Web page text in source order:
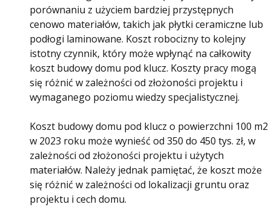
porównaniu z użyciem bardziej przystępnych
cenowo materiałów, takich jak płytki ceramiczne lub
podłogi laminowane. Koszt robocizny to kolejny
istotny czynnik, który może wpłynąć na całkowity
koszt budowy domu pod klucz. Koszty pracy mogą
się różnić w zależności od złożoności projektu i
wymaganego poziomu wiedzy specjalistycznej.
Koszt budowy domu pod klucz o powierzchni 100 m2
w 2023 roku może wynieść od 350 do 450 tys. zł, w
zależności od złożoności projektu i użytych
materiałów. Należy jednak pamiętać, że koszt może
się różnić w zależności od lokalizacji gruntu oraz
projektu i cech domu.